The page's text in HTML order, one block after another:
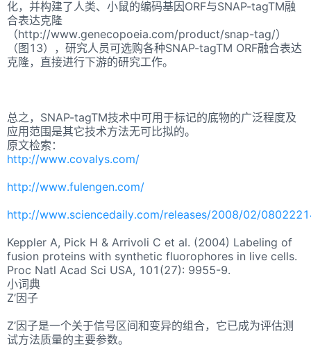
化，并构建了人类、小鼠的编码基因ORF与SNAP-tagTM融
合表达克隆
（http://www.genecopoeia.com/product/snap-tag/）
（图13），研究人员可选购各种SNAP-tagTM ORF融合表达
克隆，直接进行下游的研究工作。
总之，SNAP-tagTM技术中可用于标记的底物的广泛程度及
应用范围是其它技术方法无可比拟的。
原文检索：
http://www.covalys.com/
http://www.fulengen.com/
http://www.sciencedaily.com/releases/2008/02/
Keppler A, Pick H & Arrivoli C et al. (2004) Labeling of
fusion proteins with synthetic fluorophores in live cells.
Proc Natl Acad Sci USA, 101(27): 9955-9.
小词典
Z’因子
Z’因子是一个关于信号区间和变异的组合，它已成为评估测
试方法质量的主要参数。